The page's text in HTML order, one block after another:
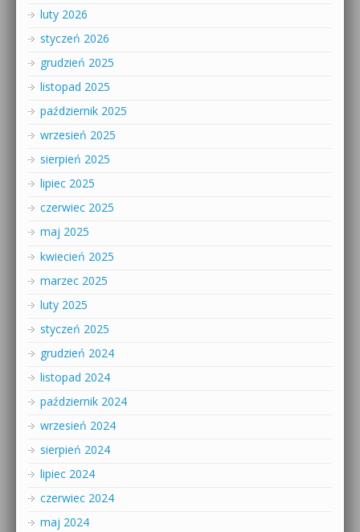
luty 2026
styczeń 2026
grudzień 2025
listopad 2025
październik 2025
wrzesień 2025
sierpień 2025
lipiec 2025
czerwiec 2025
maj 2025
kwiecień 2025
marzec 2025
luty 2025
styczeń 2025
grudzień 2024
listopad 2024
październik 2024
wrzesień 2024
sierpień 2024
lipiec 2024
czerwiec 2024
maj 2024